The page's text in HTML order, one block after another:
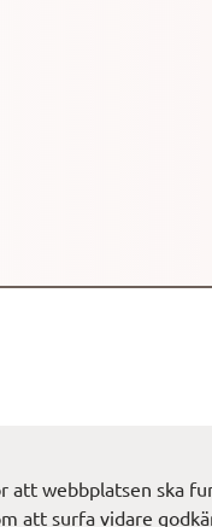
att webbplatsen ska
att surfa vidare